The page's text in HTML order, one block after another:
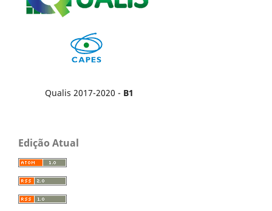
Qualis 2017-2020 - B1
Edição Atual